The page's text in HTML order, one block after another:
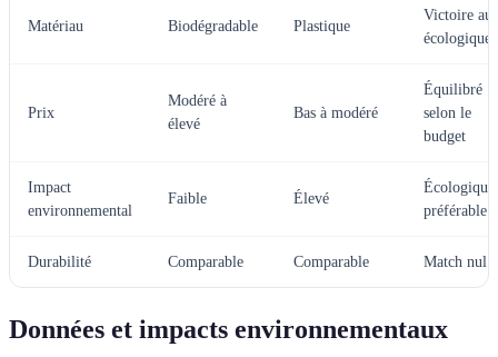
Matériau Biodégradable Plastique
Victoire
écologiques
Prix
Modéré à
élevé
Bas à modéré
Équilibré
selon le
budget
Impact
environnemental
Faible Élevé
préférable
Durabilité Comparable Comparable Match nul
Données et impacts environnementaux